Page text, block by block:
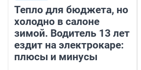
Тепло для бюджета, но
холодно в салоне
зимой. Водитель 13 лет
ездит на электрокаре:
плюсы и минусы